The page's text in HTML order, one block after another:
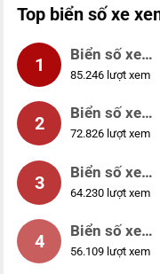
Top biển số xe
1
Biển số xe
99999
85.246 lượt xem
2
Biển số xe
04953
72.826 lượt xem
3
Biển số xe
88888
64.230 lượt xem
4
Biển số xe
12345
56.109 lượt xem